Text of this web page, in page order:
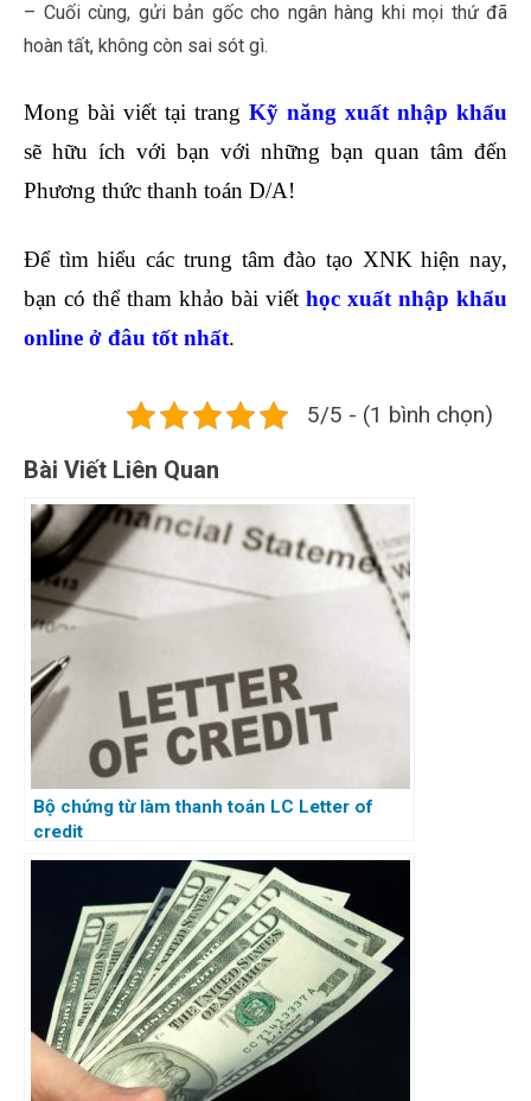
– Cuối cùng, gửi bản gốc cho ngân hàng khi mọi thứ đã
hoàn tất, không còn sai sót gì.
Mong bài viết tại trang Kỹ năng xuất nhập khẩu
sẽ hữu ích với bạn với những bạn quan tâm đến
Phương thức thanh toán D/A!
Để tìm hiểu các trung tâm đào tạo XNK hiện nay,
bạn có thể tham khảo bài viết học xuất nhập khẩu
online ở đâu tốt nhất.
5/5 - (1 bình chọn)
Bài Viết Liên Quan
Bộ chứng từ làm thanh toán LC Letter of
credit